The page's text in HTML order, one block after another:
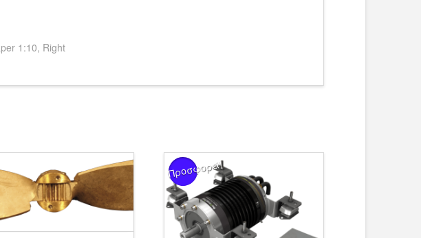
1:10, Right
Προσφορά!